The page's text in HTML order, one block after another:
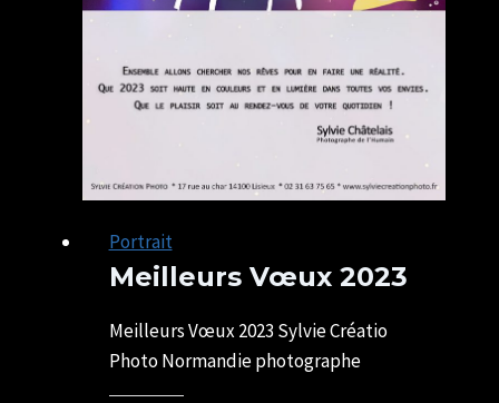
Portrait
Meilleurs Vœux 2023
CHATELAIS
Meilleurs Vœux 2023 Sylvie Créatio
Photo Normandie photographe